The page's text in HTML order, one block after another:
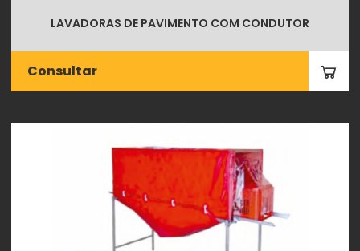
LAVADORAS DE PAVIMENTO COM CONDUTOR
Consultar